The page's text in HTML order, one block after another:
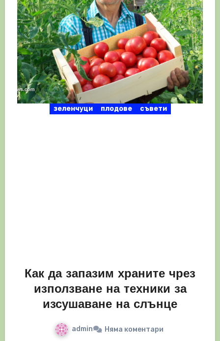
зеленчуци плодове съвети
Как да запазим храните чрез
използване на техники за
изсушаване на слънце
admin Няма коментари